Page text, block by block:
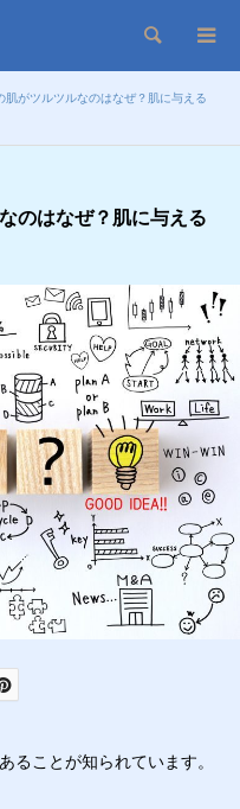
検索
肌がツルツルなのはなぜ？肌に与える
のはなぜ？肌に与える
ることが知られています。